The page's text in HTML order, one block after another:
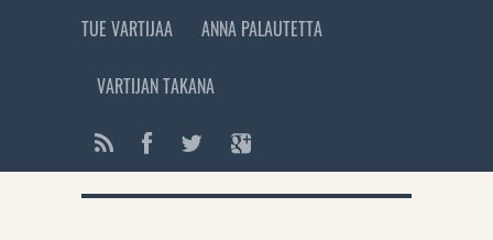
TUE VARTIJAA ANNA PALAUTETTA
VARTIJAN TAKANA